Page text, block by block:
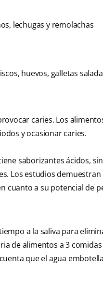
lechugas y remolachas
huevos, galletas
caries. Los
y ocasionar caries.
saborizantes ácidos,
Los estudios demuestran
cuanto a su potencial de
a la saliva para
de alimentos a 3 comidas
que el agua